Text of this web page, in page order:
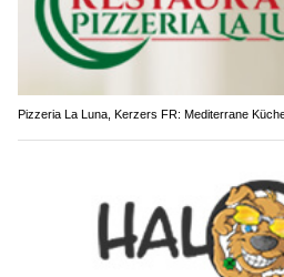
Pizzeria La Luna, Kerzers FR: Mediterrane